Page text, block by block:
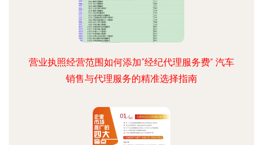
营业执照经营范围如何添加“经纪代理服务费” 汽车
销售与代理服务的精准选择指南